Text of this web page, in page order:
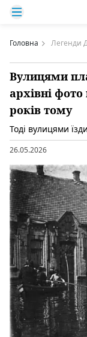
Головна Легенди
Вулицями
архівні
років тому
Тоді вулицями
26.05.2026